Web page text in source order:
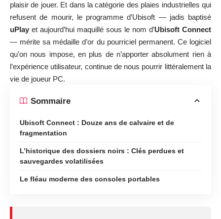
plaisir de jouer. Et dans la catégorie des plaies industrielles qui
refusent de mourir, le programme d’Ubisoft — jadis baptisé
uPlay et aujourd’hui maquillé sous le nom d’Ubisoft Connect
— mérite sa médaille d’or du pourriciel permanent. Ce logiciel
qu’on nous impose, en plus de n’apporter absolument rien à
l’expérience utilisateur, continue de nous pourrir littéralement la
vie de joueur PC.
Sommaire
Ubisoft Connect : Douze ans de calvaire et de
fragmentation
L’historique des dossiers noirs : Clés perdues et
sauvegardes volatilisées
Le fléau moderne des consoles portables